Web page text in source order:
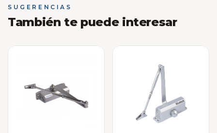
SUGERENCIAS
También te puede interesar